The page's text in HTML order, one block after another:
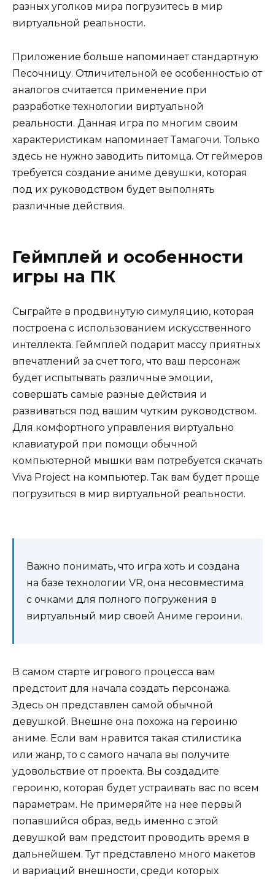
разных уголков мира погрузитесь в мир
виртуальной реальности.
Приложение больше напоминает стандартную
Песочницу. Отличительной ее особенностью от
аналогов считается применение при
разработке технологии виртуальной
реальности. Данная игра по многим своим
характеристикам напоминает Тамагочи. Только
здесь не нужно заводить питомца. От геймеров
требуется создание аниме девушки, которая
под их руководством будет выполнять
различные действия.
Геймплей и особенности
игры на ПК
Сыграйте в продвинутую симуляцию, которая
построена с использованием искусственного
интеллекта. Геймплей подарит массу приятных
впечатлений за счет того, что ваш персонаж
будет испытывать различные эмоции,
совершать самые разные действия и
развиваться под вашим чутким руководством.
Для комфортного управления виртуально
клавиатурой при помощи обычной
компьютерной мышки вам потребуется скачать
Viva Project на компьютер. Так вам будет проще
погрузиться в мир виртуальной реальности.
Важно понимать, что игра хоть и создана
на базе технологии VR, она несовместима
с очками для полного погружения в
виртуальный мир своей Аниме героини.
В самом старте игрового процесса вам
предстоит для начала создать персонажа.
Здесь он представлен самой обычной
девушкой. Внешне она похожа на героиню
аниме. Если вам нравится такая стилистика
или жанр, то с самого начала вы получите
удовольствие от проекта. Вы создадите
героиню, которая будет устраивать вас по всем
параметрам. Не примеряйте на нее первый
попавшийся образ, ведь именно с этой
девушкой вам предстоит проводить время в
дальнейшем. Тут представлено много макетов
и вариаций внешности, среди которых